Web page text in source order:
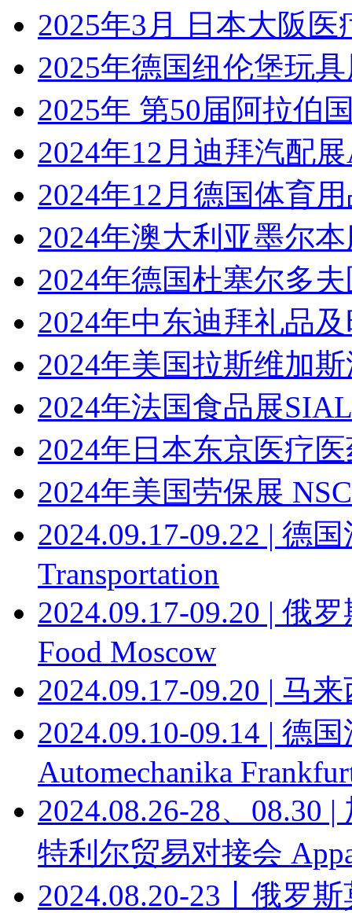
2025年3月 日本大阪医
2025年德国纽伦堡玩具
2025年 第50届阿拉伯
2024年12月迪拜汽配展
2024年12月德国体育
2024年澳大利亚墨尔
2024年德国杜塞尔多
2024年中东迪拜礼品
2024年美国拉斯维加
2024年法国食品展SIAL
2024年日本东京医疗
2024年美国劳保展 NSC
2024.09.17-09.22 | 德
Transportation
2024.09.17-09.20 | 俄
Food Moscow
2024.09.17-09.20 | 马
2024.09.10-09.14 | 德
Automechanika
2024.08.26-28、08.30
特利尔贸易对接会
2024.08.20-23丨俄罗